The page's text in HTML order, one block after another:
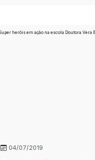
04/07/2019